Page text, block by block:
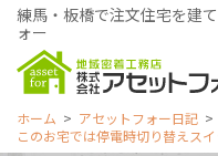
練馬・板橋で注文住宅を建
ォー
ホーム アセットフォー日記
このお宅では停電時切り替えスイ